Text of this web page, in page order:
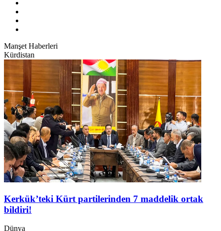
Manşet Haberleri
Kürdistan
Kerkük’teki Kürt partilerinden 7 maddelik ortak
bildiri!
Dünya